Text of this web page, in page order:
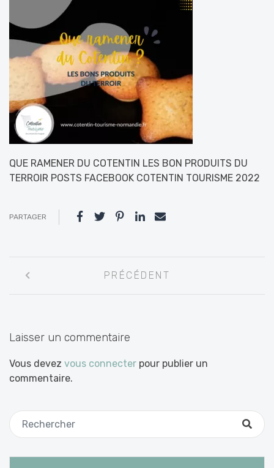
QUE RAMENER DU COTENTIN LES BON PRODUITS DU
TERROIR POSTS FACEBOOK COTENTIN TOURISME 2022
PARTAGER
entre
PRÉCÉDENT
Laisser un commentaire
Vous devez vous connecter pour publier un
commentaire.